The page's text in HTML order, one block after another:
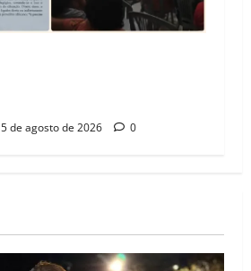
5 de agosto de 2026 0